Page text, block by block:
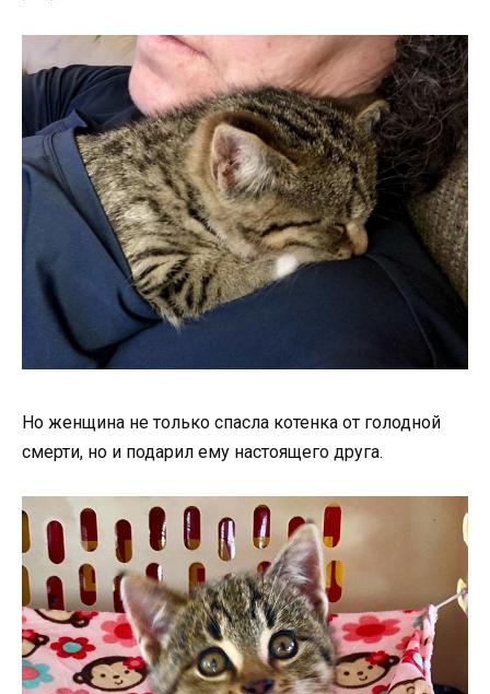
Но женщина не только спасла котенка от голодной
смерти, но и подарил ему настоящего друга.